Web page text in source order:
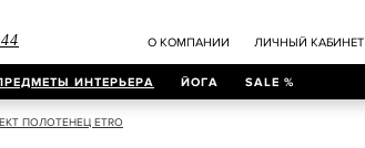
О КОМПАНИИ ЛИЧНЫЙ КАБИНЕТ
ИНТЕРЬЕРА ЙОГА SALE %
ПОЛОТЕНЕЦ ETRO